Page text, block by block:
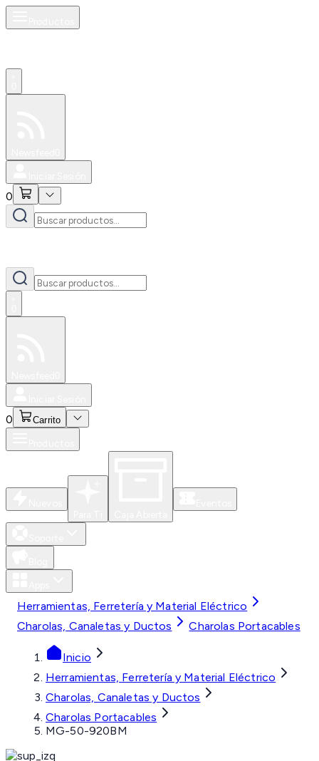
0
0 Carrito
Herramientas, Ferretería y Material Eléctrico
Charolas, Canaletas y Ductos
Charolas Portacables
Inicio
Herramientas, Ferretería y Material Eléctrico
Charolas, Canaletas y Ductos
Charolas Portacables
MG-50-920BM